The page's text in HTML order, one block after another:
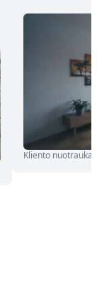
Kliento nuotrauka